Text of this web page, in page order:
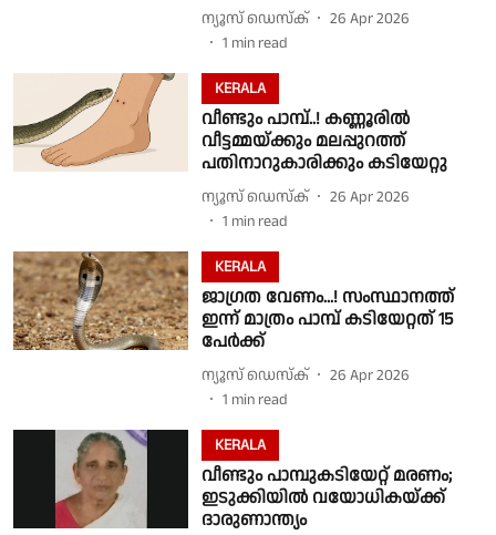
ന്യൂസ് ഡെസ്ക്
26 Apr 2026
1 min read
KERALA
വീണ്ടും പാമ്പ്..! കണ്ണൂരിൽ
വീട്ടമ്മയ്ക്കും മലപ്പുറത്ത്
പതിനാറുകാരിക്കും കടിയേറ്റു
ന്യൂസ് ഡെസ്ക്
26 Apr 2026
1 min read
KERALA
ജാഗ്രത വേണം...! സംസ്ഥാനത്ത്
ഇന്ന് മാത്രം പാമ്പ് കടിയേറ്റത് 15
പേർക്ക്
ന്യൂസ് ഡെസ്ക്
26 Apr 2026
1 min read
KERALA
വീണ്ടും പാമ്പുകടിയേറ്റ് മരണം;
ഇടുക്കിയിൽ വയോധികയ്ക്ക്
ദാരുണാന്ത്യം